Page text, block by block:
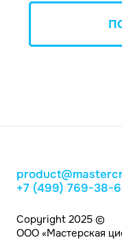
+7 (499) 769-38-
Copyright 2025 ©
ООО «Мастерская